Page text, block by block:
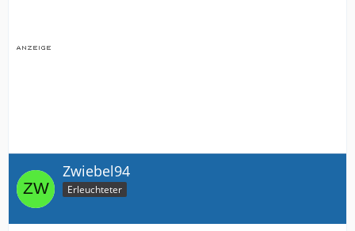
Zwiebel94
Erleuchteter